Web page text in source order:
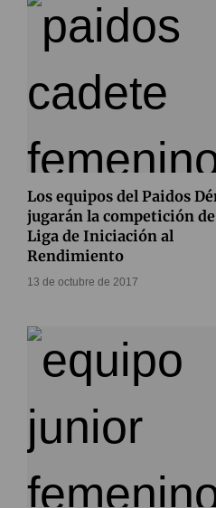
Los equipos del Paidos
jugarán la competición
Liga de Iniciación al
Rendimiento
13 de octubre de 2017